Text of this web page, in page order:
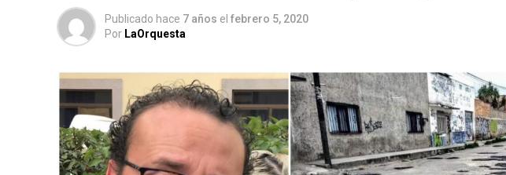
Publicado hace 7 años el febrero 5, 2020
Por LaOrquesta